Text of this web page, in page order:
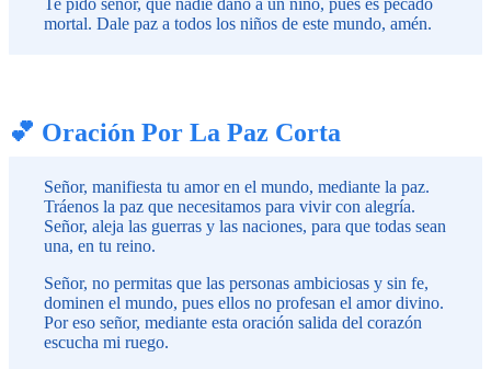
Te pido señor, que nadie daño a un niño, pues es pecado
mortal. Dale paz a todos los niños de este mundo, amén.
💕 Oración Por La Paz Corta
Señor, manifiesta tu amor en el mundo, mediante la paz.
Tráenos la paz que necesitamos para vivir con alegría.
Señor, aleja las guerras y las naciones, para que todas sean
una, en tu reino.
Señor, no permitas que las personas ambiciosas y sin fe,
dominen el mundo, pues ellos no profesan el amor divino.
Por eso señor, mediante esta oración salida del corazón
escucha mi ruego.